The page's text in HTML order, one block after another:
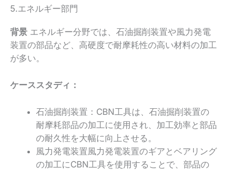
5.エネルギー部門
背景 エネルギー分野では、石油掘削装置や風力発電
装置の部品など、高硬度で耐摩耗性の高い材料の加工
が多い。
ケーススタディ：
石油掘削装置：CBN工具は、石油掘削装置の
耐摩耗部品の加工に使用され、加工効率と部品
の耐久性を大幅に向上させる。
風力発電装置風力発電装置のギアとベアリング
の加工にCBN工具を使用することで、部品の